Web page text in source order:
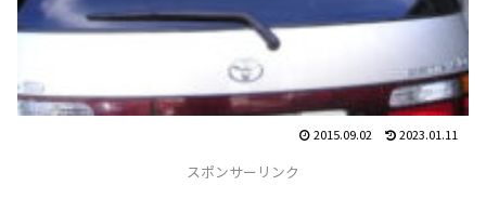
2015.09.02 2023.01.11
スポンサーリンク